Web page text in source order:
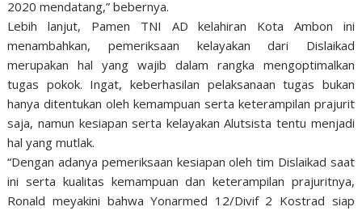
2020 mendatang,” bebernya.
Lebih lanjut, Pamen TNI AD kelahiran Kota Ambon ini
menambahkan, pemeriksaan kelayakan dari Dislaikad
merupakan hal yang wajib dalam rangka mengoptimalkan
tugas pokok. Ingat, keberhasilan pelaksanaan tugas bukan
hanya ditentukan oleh kemampuan serta keterampilan prajurit
saja, namun kesiapan serta kelayakan Alutsista tentu menjadi
hal yang mutlak.
“Dengan adanya pemeriksaan kesiapan oleh tim Dislaikad saat
ini serta kualitas kemampuan dan keterampilan prajuritnya,
Ronald meyakini bahwa Yonarmed 12/Divif 2 Kostrad siap